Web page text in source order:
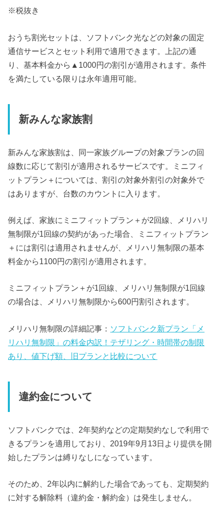
※税抜き
おうち割光セットは、ソフトバンク光などの対象の固定
通信サービスとセット利用で適用できます。上記の通
り、基本料金から▲1000円の割引が適用されます。条件
を満たしている限りは永年適用可能。
新みんな家族割
新みんな家族割は、同一家族グループの対象プランの回
線数に応じて割引が適用されるサービスです。ミニフィ
ットプラン＋については、割引の対象外割引の対象外で
はありますが、台数のカウントに入ります。
例えば、家族にミニフィットプラン＋が2回線、メリハリ
無制限が1回線の契約があった場合、ミニフィットプラン
＋には割引は適用されませんが、メリハリ無制限の基本
料金から1100円の割引が適用されます。
ミニフィットプラン＋が1回線、メリハリ無制限が1回線
の場合は、メリハリ無制限から600円割引されます。
メリハリ無制限の詳細記事： ソフトバンク新プラン「メ
リハリ無制限」の料金内訳！テザリング・時間帯の制限
あり、値下げ額、旧プランと比較について
違約金について
ソフトバンクでは、2年契約などの定期契約なしで利用で
きるプランを適用しており、2019年9月13日より提供を開
始したプランは縛りなしになっています。
そのため、2年以内に解約した場合であっても、定期契約
に対する解除料（違約金・解約金）は発生しません。